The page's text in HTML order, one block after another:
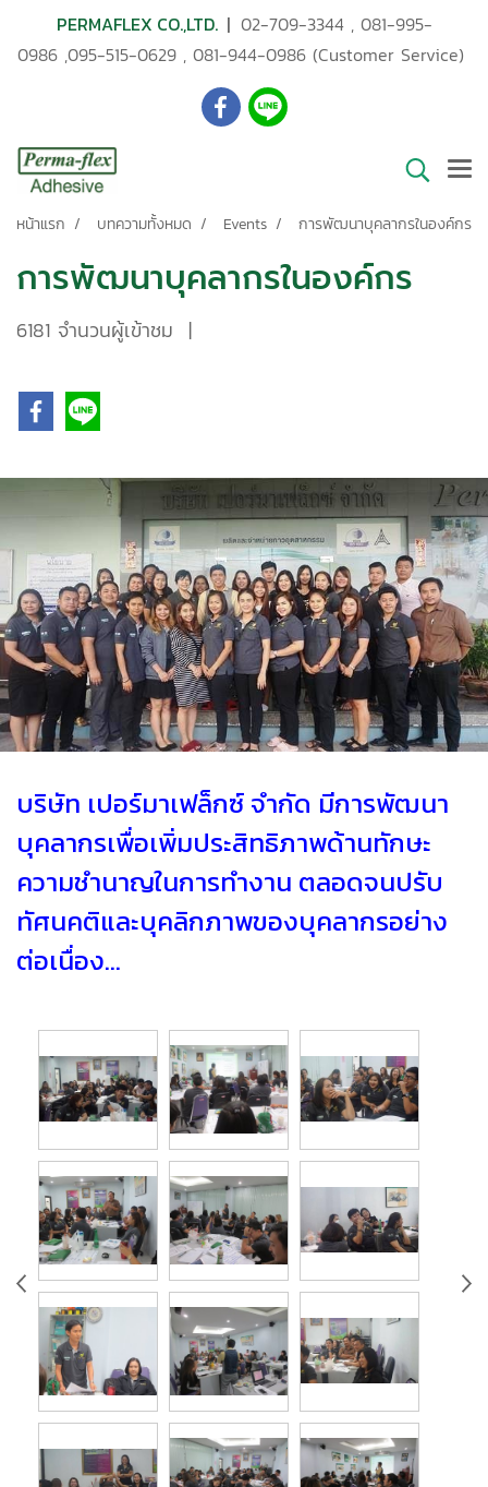
PERMAFLEX CO.,LTD. | 02-709-3344, 081-995-
0986 ,095-515-0629 , 081-944-0986 (Customer Service)
หน้าแรก บทความทั้งหมด Events การพัฒนาบุคลากรในองค์กร
การพัฒนาบุคลากรในองค์กร
6181 จำนวนผู้เข้าชม |
บริษัท เปอร์มาเฟล็กซ์ จำกัด มีการพัฒนา
บุคลากรเพื่อเพิ่มประสิทธิภาพด้านทักษะ
ความชำนาญในการทำงาน ตลอดจนปรับ
ทัศนคติและบุคลิกภาพของบุคลากรอย่าง
ต่อเนื่อง...